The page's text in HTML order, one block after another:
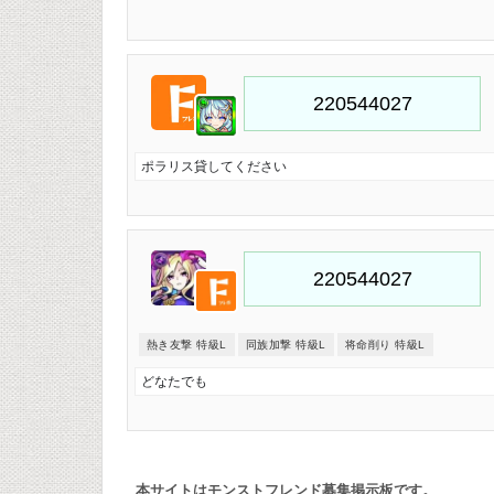
ポラリス貸してください
熱き友撃 特級L 同族加撃 特級L 将命削り 特級L
どなたでも
本サイトはモンストフレンド募集掲示板です。